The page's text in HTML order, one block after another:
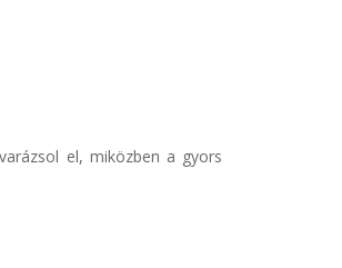
el, miközben a gyors